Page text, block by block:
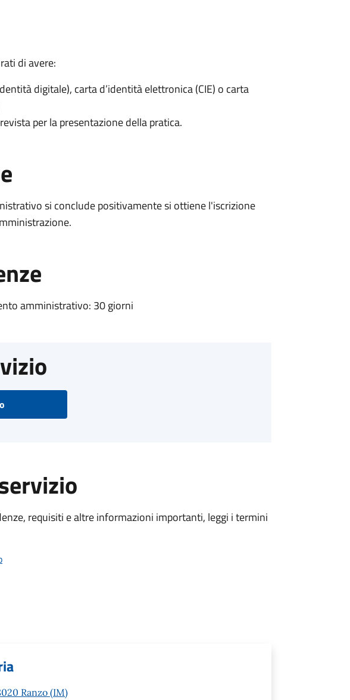
di avere:
digitale), carta d’identità elettronica (CIE) o carta
per la presentazione della pratica.
si conclude positivamente si ottiene l'iscrizione
amministrativo: 30 giorni
requisiti e altre informazioni importanti, leggi i termini
Ranzo (IM)